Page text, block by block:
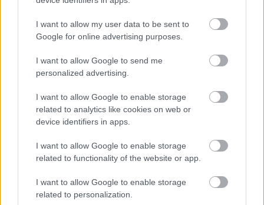
I want to allow my user data to be sent to
Google for online advertising purposes.
I want to allow Google to send me
personalized advertising.
I want to allow Google to enable storage
related to analytics like cookies on web or
device identifiers in apps.
I want to allow Google to enable storage
related to functionality of the website or app.
I want to allow Google to enable storage
related to personalization.
jelen van. ő maga a legelső műveket követően nem
"látszott", mert felhagyott a táncolással, most
viszont nem csupán önmagára komponált egy estet,
hanem egyben egy egész generáció elveszett illúzióit
fogalmazta színpadra.
adják a zenei alapot, bár de Keersmaeker a művet
csendben indítja: majdhogynem sikktelenre szabott
szürke ruhájában, puritánul lesimított hajjal jön be,
mozgáselemeit. Szép komótosan izolál, lendít,
megemel, dönti a fejét, forgatja a lábát, szűkíti vagy
tágítja a mozgásokat. S közben úgy néz ránk, mintha
kicsit zavarná is őt, hogy onnan lentről annyian
figyeljük. Aztán felteszi a lemezt, elindulnak a dalok,